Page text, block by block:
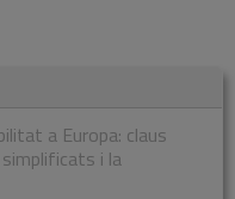
a Europa: claus
simplificats i la